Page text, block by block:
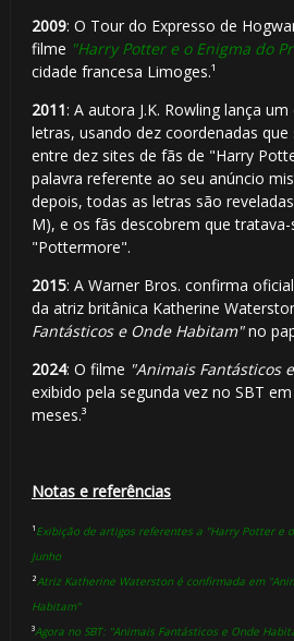
2009: O Tour do Expresso de
filme "Harry Potter e o Enigma do
cidade francesa Limoges.¹
2011: A autora J.K. Rowling lança
letras, usando dez coordenadas que
entre dez sites de fãs de "Harry
palavra referente ao seu anúncio
depois, todas as letras são
M), e os fãs descobrem que
"Pottermore".
2015: A Warner Bros. confirma
da atriz britânica Katherine
Fantásticos e Onde Habitam"no
2024: O filme "Animais Fantásticos
exibido pela segunda vez no SBT
meses.³
Notas e referências
¹Exibição de artigos referentes a "Harry Potter e
Junho
²Atriz Katherine Waterston é confirmada em
Habitam"
³Agora no SBT: "Animais Fantásticos e Onde